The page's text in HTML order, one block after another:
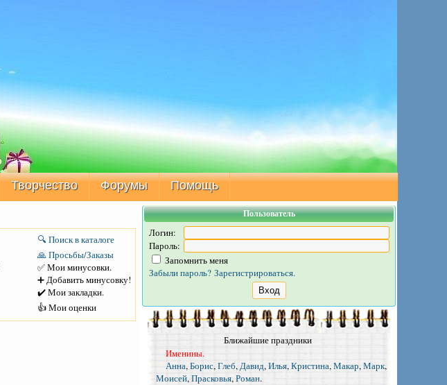
Творчество Форумы Помощь
🔍 Поиск в каталоге
🙏 Просьбы/Заказы
✅ Мои минусовки.
➕ Добавить минусовку!
✔️ Мои закладки.
👍 Мои оценки
Пользователь
Логин:
Пароль:
Запомнить меня
Забыли пароль? Зарегистрироваться.
Ближайшие праздники
Именины.
Анна,Борис,Глеб,Давид,Илья,Кристина,Макар,Марк,
Моисей,Прасковья,Роман.